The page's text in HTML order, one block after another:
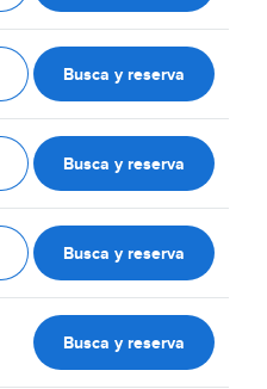
Busca y reserva
Busca y reserva
Busca y reserva
Busca y reserva